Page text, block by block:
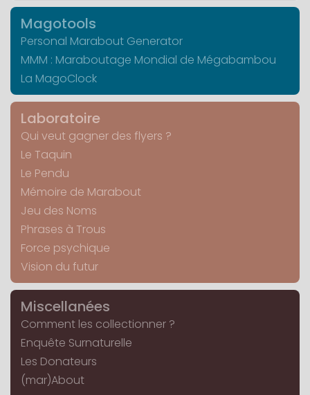
Magotools
Personal Marabout Generator
MMM : Maraboutage Mondial de Mégabambou
La MagoClock
Laboratoire
Qui veut gagner des flyers ?
Le Taquin
Le Pendu
Mémoire de Marabout
Jeu des Noms
Phrases à Trous
Force psychique
Vision du futur
Miscellanées
Comment les collectionner ?
Enquête Surnaturelle
Les Donateurs
(mar)About